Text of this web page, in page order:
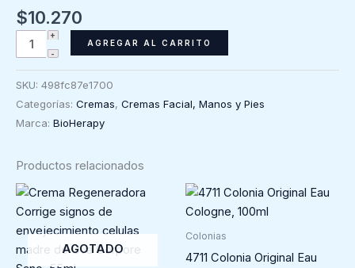
$10.270
Crema
Blanqueadora
60ml
AGREGAR AL CARRITO
SKU: 498fc87e1700
Categorías: Cremas, Cremas Facial, Manos y Pies
Marca: BioHerapy
Productos relacionados
AGOTADO
Colonias
4711 Colonia Original Eau